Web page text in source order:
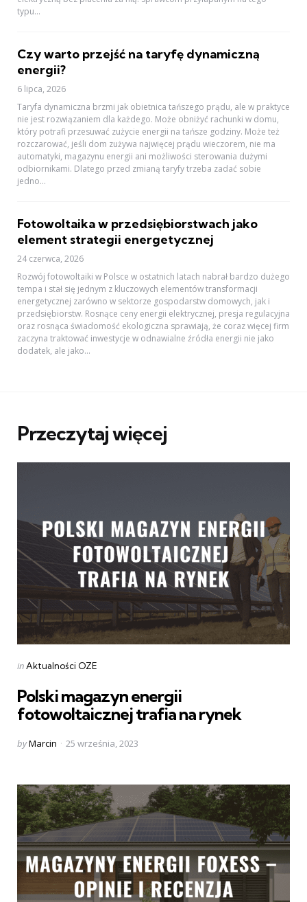
typu...
Czy warto przejść na taryfę dynamiczną
energii?
6 lipca, 2026
Taryfa dynamiczna brzmi jak obietnica tańszego prądu, ale w praktyce
nie jest rozwiązaniem dla każdego. Może obniżyć rachunki w domu,
który potrafi przesuwać zużycie energii na tańsze godziny. Może też
rozczarować, jeśli dom zużywa najwięcej prądu wieczorem, nie ma
automatyki, magazynu energii ani możliwości sterowania dużymi
odbiornikami. Dlatego przed zmianą taryfy trzeba zadać sobie
jedno...
Fotowoltaika w przedsiębiorstwach jako
element strategii energetycznej
24 czerwca, 2026
Rozwój fotowoltaiki w Polsce w ostatnich latach nabrał bardzo dużego
tempa i stał się jednym z kluczowych elementów transformacji
energetycznej zarówno w sektorze gospodarstw domowych, jak i
przedsiębiorstw. Rosnące ceny energii elektrycznej, presja regulacyjna
oraz rosnąca świadomość ekologiczna sprawiają, że coraz więcej firm
zaczyna traktować inwestycje w odnawialne źródła energii nie jako
dodatek, ale jako...
Przeczytaj więcej
Categories
Posted
inAktualności OZE
Polski magazyn energii
fotowoltaicznej trafia na rynek
Posted
byMarcin 25 września, 2023